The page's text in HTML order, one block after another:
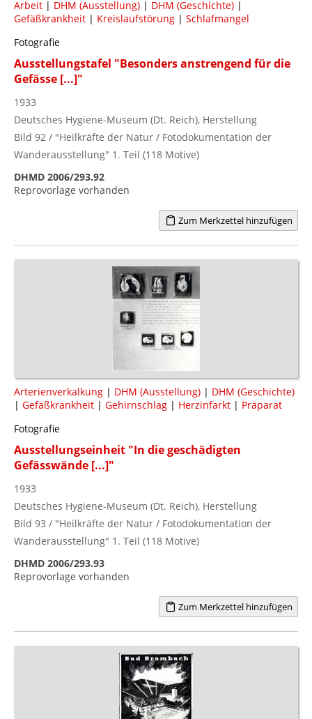
Arbeit | DHM (Ausstellung) | DHM (Geschichte) |
Gefäßkrankheit | Kreislaufstörung | Schlafmangel
Fotografie
Ausstellungstafel "Besonders anstrengend für die
Gefässe [...]"
1933
Deutsches Hygiene-Museum (Dt. Reich), Herstellung
Bild 92 / "Heilkräfte der Natur / Fotodokumentation der
Wanderausstellung" 1. Teil (118 Motive)
DHMD 2006/293.92
Reprovorlage vorhanden
Zum Merkzettel hinzufügen
Arterienverkalkung | DHM (Ausstellung) | DHM (Geschichte)
| Gefäßkrankheit | Gehirnschlag | Herzinfarkt | Präparat
Fotografie
Ausstellungseinheit "In die geschädigten
Gefässwände [...]"
1933
Deutsches Hygiene-Museum (Dt. Reich), Herstellung
Bild 93 / "Heilkräfte der Natur / Fotodokumentation der
Wanderausstellung" 1. Teil (118 Motive)
DHMD 2006/293.93
Reprovorlage vorhanden
Zum Merkzettel hinzufügen